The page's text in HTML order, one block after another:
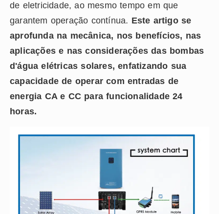
de eletricidade, ao mesmo tempo em que
garantem operação contínua. Este artigo se
aprofunda na mecânica, nos benefícios, nas
aplicações e nas considerações das bombas
d'água elétricas solares, enfatizando sua
capacidade de operar com entradas de
energia CA e CC para funcionalidade 24
horas.